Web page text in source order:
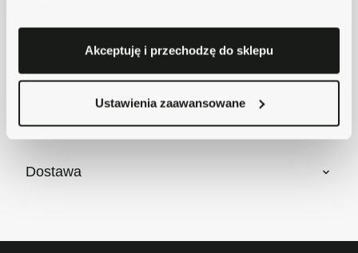
Akceptuję i przechodzę do sklepu
Ustawienia zaawansowane
Szczegóły produktu
Dostawa